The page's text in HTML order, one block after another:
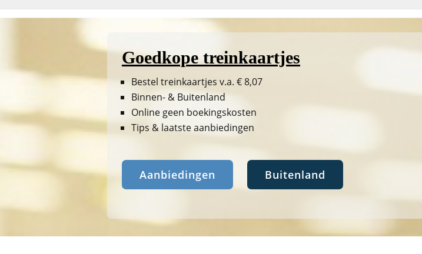
Goedkope treinkaartjes
Bestel treinkaartjes v.a. € 8,07
Binnen- & Buitenland
Online geen boekingskosten
Tips & laatste aanbiedingen
Aanbiedingen Buitenland